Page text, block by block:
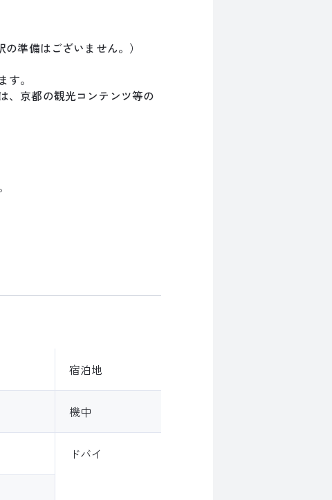
準備はございません。）
。
、京都の観光コンテンツ等の
宿泊地
機中
ドバイ